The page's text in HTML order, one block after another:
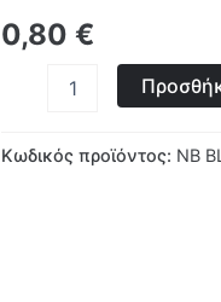
0,80 €
Κωδικός προϊόντος: NB